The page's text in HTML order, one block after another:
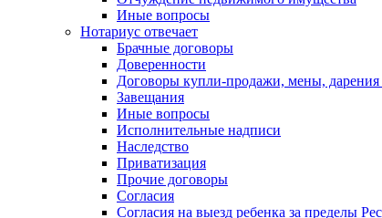
Иные вопросы
Нотариус отвечает
Брачные договоры
Доверенности
Договоры купли-продажи, мены,
Завещания
Иные вопросы
Исполнительные надписи
Наследство
Приватизация
Прочие договоры
Согласия
Согласия на выезд ребенка за пределы